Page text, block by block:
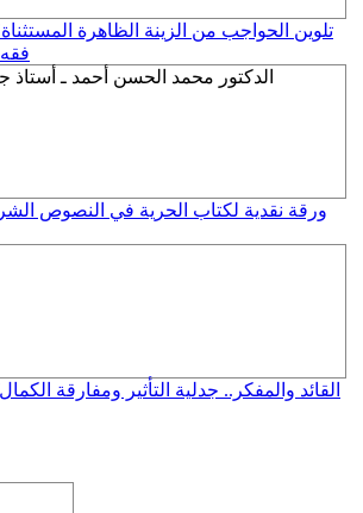
تلوين الحواجب من الزينة الظاهرة
ورقة نقدية لكتاب الحرية في النصوص
القائد والمفكر.. جدلية التأثير ومفارقة